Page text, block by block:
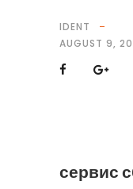
IDENT
AUGUST 9,
сервис